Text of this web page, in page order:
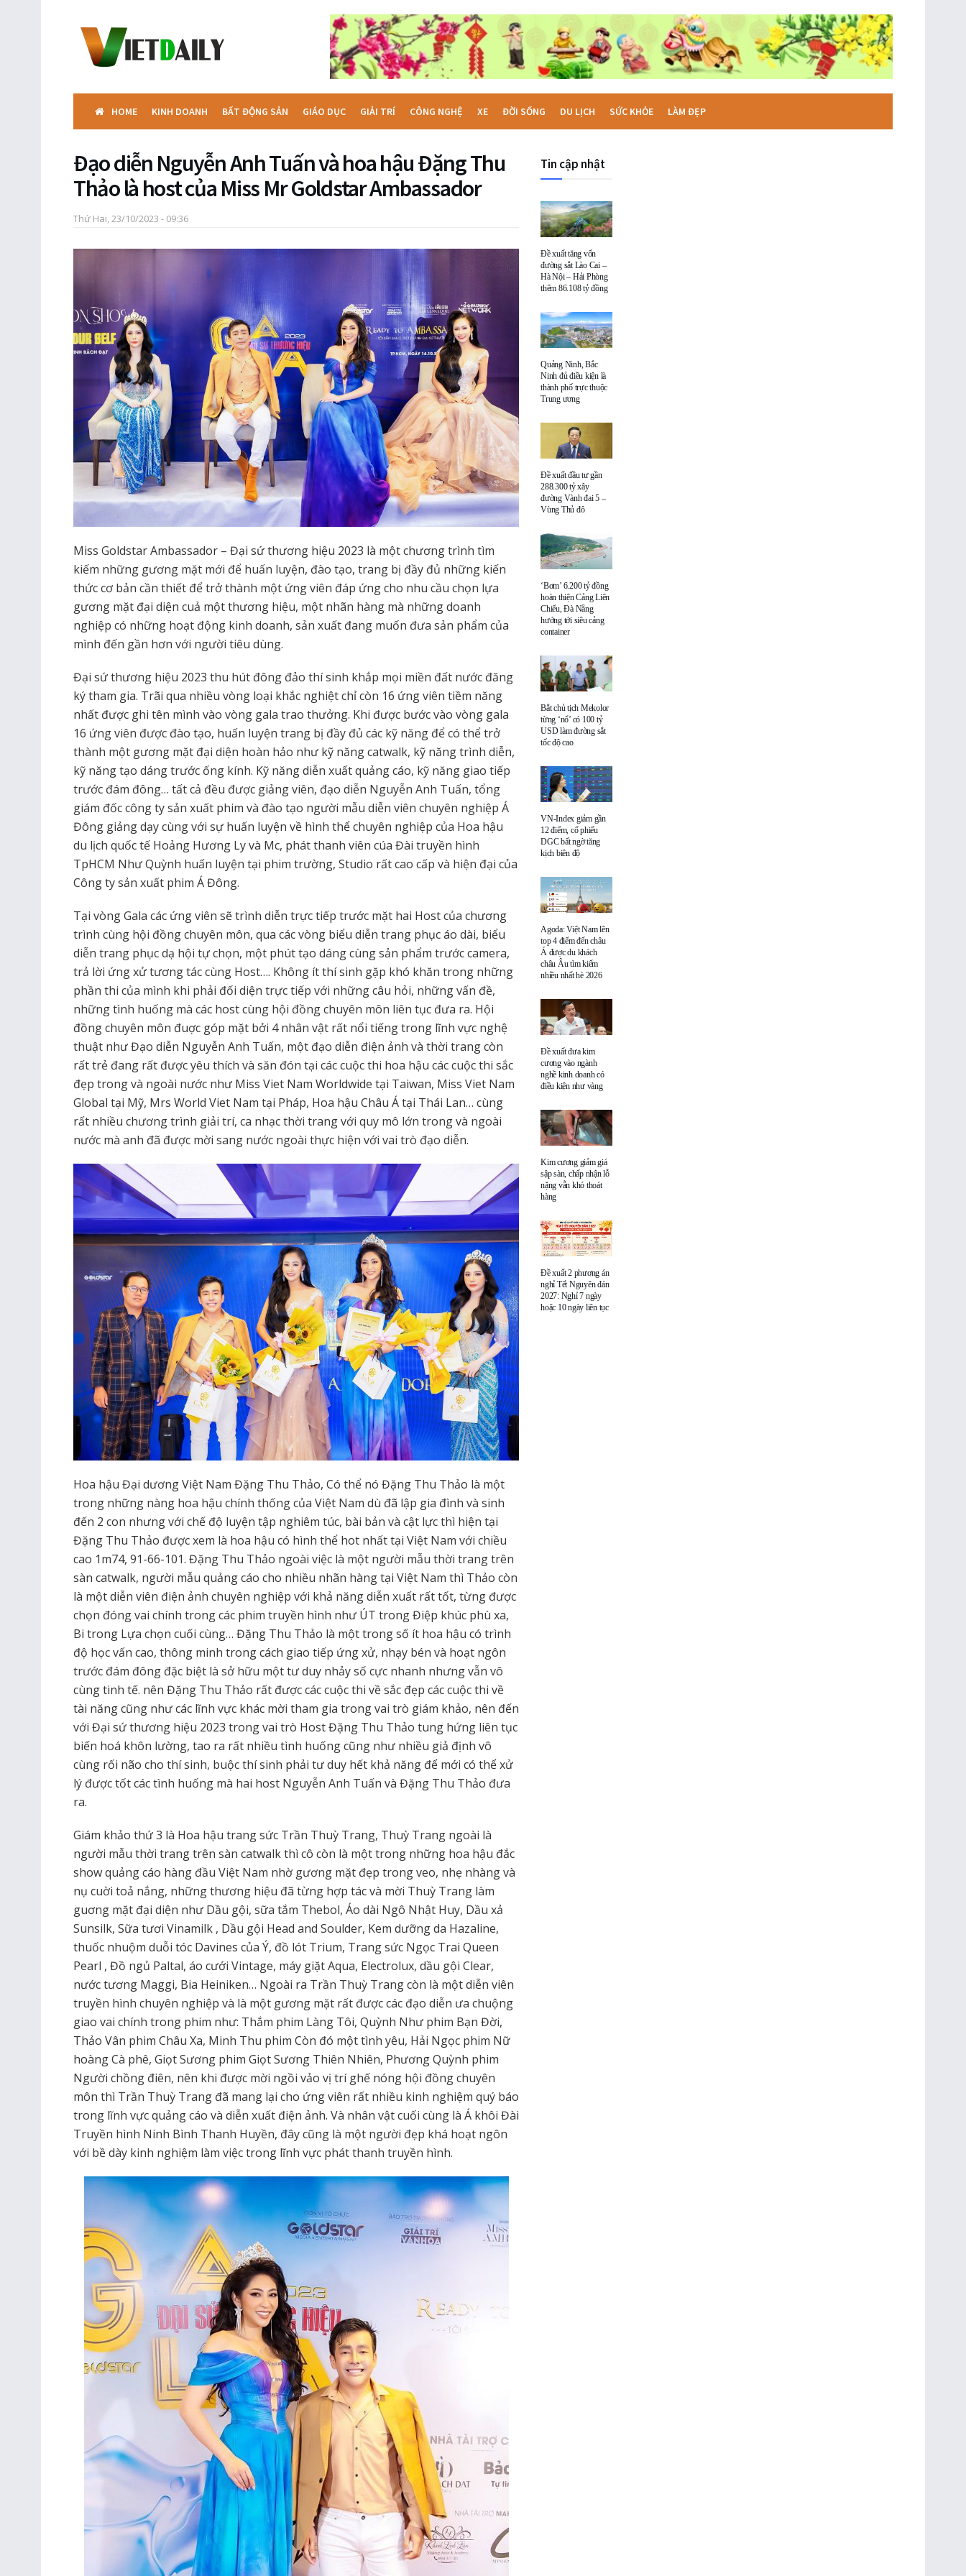
HOME KINH DOANH BẤT ĐỘNG SẢN GIÁO DỤC GIẢI TRÍ CÔNG NGHỆ XE ĐỜI SỐNG DU LỊCH SỨC KHỎE LÀM ĐẸP
Đạo diễn Nguyễn Anh Tuấn và hoa hậu Đặng Thu
Thảo là host của Miss Mr Goldstar Ambassador
Thứ Hai, 23/10/2023 - 09:36
Miss Goldstar Ambassador – Đại sứ thương hiệu 2023 là một chương trình tìm
kiếm những gương mặt mới để huấn luyện, đào tạo, trang bị đầy đủ những kiến
thức cơ bản cần thiết để trở thành một ứng viên đáp ứng cho nhu cầu chọn lựa
gương mặt đại diện cuả một thương hiệu, một nhãn hàng mà những doanh
nghiệp có những hoạt động kinh doanh, sản xuất đang muốn đưa sản phẩm của
mình đến gần hơn với người tiêu dùng.
Đại sứ thương hiệu 2023 thu hút đông đảo thí sinh khắp mọi miền đất nước đăng
ký tham gia. Trãi qua nhiều vòng loại khắc nghiệt chỉ còn 16 ứng viên tiềm năng
nhất được ghi tên mình vào vòng gala trao thưởng. Khi được bước vào vòng gala
16 ứng viên được đào tạo, huấn luyện trang bị đầy đủ các kỹ năng để có thể trở
thành một gương mặt đại diện hoàn hảo như kỹ năng catwalk, kỹ năng trình diễn,
kỹ năng tạo dáng trước ống kính. Kỹ năng diễn xuất quảng cáo, kỹ năng giao tiếp
trước đám đông… tất cả đều được giảng viên, đạo diễn Nguyễn Anh Tuấn, tổng
giám đốc công ty sản xuất phim và đào tạo người mẫu diễn viên chuyên nghiệp Á
Đông giảng dạy cùng với sự huấn luyện về hình thể chuyên nghiệp của Hoa hậu
du lịch quốc tế Hoảng Hương Ly và Mc, phát thanh viên cúa Đài truyền hình
TpHCM Như Quỳnh huấn luyện tại phim trường, Studio rất cao cấp và hiện đại của
Công ty sản xuất phim Á Đông.
Tại vòng Gala các ứng viên sẽ trình diễn trực tiếp trước mặt hai Host của chương
trình cùng hội đồng chuyên môn, qua các vòng biểu diễn trang phục áo dài, biểu
diễn trang phục dạ hội tự chọn, một phút tạo dáng cùng sản phẩm trước camera,
trả lời ứng xử tương tác cùng Host…. Không ít thí sinh gặp khó khăn trong những
phần thi của mình khi phải đối diện trực tiếp với những câu hỏi, những vấn đề,
những tình huống mà các host cùng hội đồng chuyên môn liên tục đưa ra. Hội
đồng chuyên môn đuợc góp mặt bởi 4 nhân vật rất nổi tiếng trong lĩnh vực nghệ
thuật như Đạo diễn Nguyễn Anh Tuấn, một đạo diễn điện ảnh và thời trang còn
rất trẻ đang rất được yêu thích và săn đón tại các cuộc thi hoa hậu các cuộc thi sắc
đẹp trong và ngoài nước như Miss Viet Nam Worldwide tại Taiwan, Miss Viet Nam
Global tại Mỹ, Mrs World Viet Nam tại Pháp, Hoa hậu Châu Á tại Thái Lan… cùng
rất nhiều chương trình giải trí, ca nhạc thời trang với quy mô lớn trong và ngoài
nước mà anh đã được mời sang nước ngoài thực hiện với vai trò đạo diễn.
Hoa hậu Đại dương Việt Nam Đặng Thu Thảo, Có thể nó Đặng Thu Thảo là một
trong những nàng hoa hậu chính thống của Việt Nam dù đã lập gia đình và sinh
đến 2 con nhưng với chế độ luyện tập nghiêm túc, bài bản và cật lực thì hiện tại
Đặng Thu Thảo được xem là hoa hậu có hình thể hot nhất tại Việt Nam với chiều
cao 1m74, 91-66-101. Đặng Thu Thảo ngoài việc là một người mẫu thời trang trên
sàn catwalk, người mẫu quảng cáo cho nhiều nhãn hàng tại Việt Nam thì Thảo còn
là một diễn viên điện ảnh chuyên nghiệp với khả năng diễn xuất rất tốt, từng được
chọn đóng vai chính trong các phim truyền hình như ÚT trong Điệp khúc phù xa,
Bi trong Lựa chọn cuối cùng… Đặng Thu Thảo là một trong số ít hoa hậu có trình
độ học vấn cao, thông minh trong cách giao tiếp ứng xử, nhạy bén và hoạt ngôn
trước đám đông đặc biệt là sở hữu một tư duy nhảy số cực nhanh nhưng vẫn vô
cùng tinh tế. nên Đặng Thu Thảo rất được các cuộc thi về sắc đẹp các cuộc thi về
tài năng cũng như các lĩnh vực khác mời tham gia trong vai trò giám khảo, nên đến
với Đại sứ thương hiệu 2023 trong vai trò Host Đặng Thu Thảo tung hứng liên tục
biến hoá khôn lường, tao ra rất nhiều tình huống cũng như nhiều giả định vô
cùng rối não cho thí sinh, buộc thí sinh phải tư duy hết khả năng để mới có thể xử
lý được tốt các tình huống mà hai host Nguyễn Anh Tuấn và Đặng Thu Thảo đưa
ra.
Giám khảo thứ 3 là Hoa hậu trang sức Trần Thuỳ Trang, Thuỳ Trang ngoài là
người mẫu thời trang trên sàn catwalk thì cô còn là một trong những hoa hậu đắc
show quảng cáo hàng đầu Việt Nam nhờ gương mặt đẹp trong veo, nhẹ nhàng và
nụ cuời toả nắng, những thương hiệu đã từng hợp tác và mời Thuỳ Trang làm
guơng mặt đại diện như Dầu gội, sữa tắm Thebol, Áo dài Ngô Nhật Huy, Dầu xả
Sunsilk, Sữa tươi Vinamilk , Dầu gội Head and Soulder, Kem dưỡng da Hazaline,
thuốc nhuộm duỗi tóc Davines của Ý, đồ lót Trium, Trang sức Ngọc Trai Queen
Pearl , Đồ ngủ Paltal, áo cưới Vintage, máy giặt Aqua, Electrolux, dầu gội Clear,
nước tương Maggi, Bia Heiniken… Ngoài ra Trần Thuỳ Trang còn là một diễn viên
truyền hình chuyên nghiệp và là một gương mặt rất được các đạo diễn ưa chuộng
giao vai chính trong phim như: Thắm phim Làng Tôi, Quỳnh Như phim Bạn Đời,
Thảo Vân phim Châu Xa, Minh Thu phim Còn đó một tình yêu, Hải Ngọc phim Nữ
hoàng Cà phê, Giọt Sương phim Giọt Sương Thiên Nhiên, Phương Quỳnh phim
Người chồng điên, nên khi được mời ngồi vảo vị trí ghế nóng hội đồng chuyên
môn thì Trần Thuỳ Trang đã mang lại cho ứng viên rất nhiều kinh nghiệm quý báo
trong lĩnh vực quảng cáo và diễn xuất điện ảnh. Và nhân vật cuối cùng là Á khôi Đài
Truyền hình Ninh Bình Thanh Huyền, đây cũng là một người đẹp khá hoạt ngôn
với bề dày kinh nghiệm làm việc trong lĩnh vực phát thanh truyền hình.
Tin cập nhật
Đề xuất tăng vốn
đường sắt Lào Cai –
Hà Nội – Hải Phòng
thêm 86.108 tỷ đồng
Quảng Ninh, Bắc
Ninh đủ điều kiện là
thành phố trực thuộc
Trung ương
Đề xuất đầu tư gần
288.300 tỷ xây
đường Vành đai 5 –
Vùng Thủ đô
‘Bơm’ 6.200 tỷ đồng
hoàn thiện Cảng Liên
Chiểu, Đà Nẵng
hướng tới siêu cảng
container
Bắt chủ tịch Mekolor
từng ‘nổ’ có 100 tỷ
USD làm đường sắt
tốc độ cao
VN-Index giảm gần
12 điểm, cổ phiếu
DGC bất ngờ tăng
kịch biên độ
Agoda: Việt Nam lên
top 4 điểm đến châu
Á được du khách
châu Âu tìm kiếm
nhiều nhất hè 2026
Đề xuất đưa kim
cương vào ngành
nghề kinh doanh có
điều kiện như vàng
Kim cương giảm giá
sập sàn, chấp nhận lỗ
nặng vẫn khó thoát
hàng
Đề xuất 2 phương án
nghỉ Tết Nguyên đán
2027: Nghỉ 7 ngày
hoặc 10 ngày liên tục